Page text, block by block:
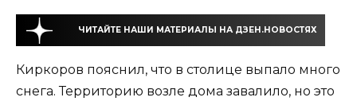
ЧИТАЙТЕ НАШИ МАТЕРИАЛЫ НА ДЗЕН.НОВОСТЯХ
Киркоров пояснил, что в столице выпало много
снега. Территорию возле дома завалило, но это